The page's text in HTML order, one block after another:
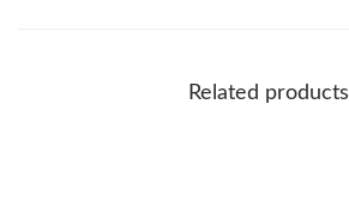
Related products